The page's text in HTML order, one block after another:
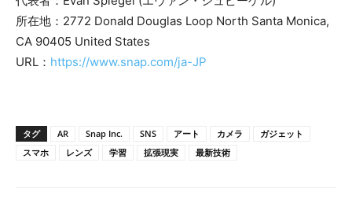
所在地：2772 Donald Douglas Loop North Santa Monica,
CA 90405 United States
URL： https://www.snap.com/ja-JP
タグ AR Snap Inc. SNS アート カメラ
ガジェット
スマホ
レンズ 学習 拡張現実 最新技術